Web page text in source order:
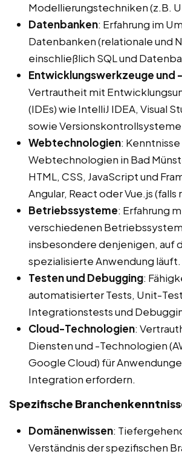
Modellierungstechniken (z.B.
Datenbanken: Erfahrung im
Datenbanken (relationale und
einschließlich SQL und
Entwicklungswerkzeuge und
Vertrautheit mit
(IDEs) wie IntelliJ IDEA, Visual
sowie
Webtechnologien: Kenntnisse
Webtechnologien in Bad
HTML, CSS, JavaScript und
Angular, React oder Vue.js (falls
Betriebssysteme: Erfahrung
verschiedenen
insbesondere denjenigen, auf
spezialisierte Anwendung läuft.
Testen und Debugging:
automatisierter Tests, Unit-
Integrationstests und
Cloud-Technologien:
Diensten und -Technologien
Google Cloud) für
Integration erfordern.
Spezifische
Domänenwissen:
Verständnis der spezifischen